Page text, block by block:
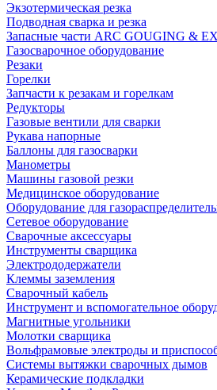
Экзотермическая резка
Подводная сварка и резка
Запасные части ARC GOUGING &
Газосварочное оборудование
Резаки
Горелки
Запчасти к резакам и горелкам
Редукторы
Газовые вентили для сварки
Рукава напорные
Баллоны для газосварки
Манометры
Машины газовой резки
Медицинское оборудование
Оборудование для
Сетевое оборудование
Сварочные аксессуары
Инструменты сварщика
Электрододержатели
Клеммы заземления
Сварочный кабель
Инструмент и вспомогательное
Магнитные угольники
Молотки сварщика
Вольфрамовые электроды и
Системы вытяжки сварочных дымов
Керамические подкладки